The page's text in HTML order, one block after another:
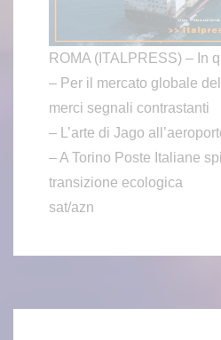
ROMA (ITALPRESS) – In
– Per il mercato globale
merci segnali contrastanti
– L’arte di Jago
– A Torino Poste Italiane
transizione ecologica
sat/azn